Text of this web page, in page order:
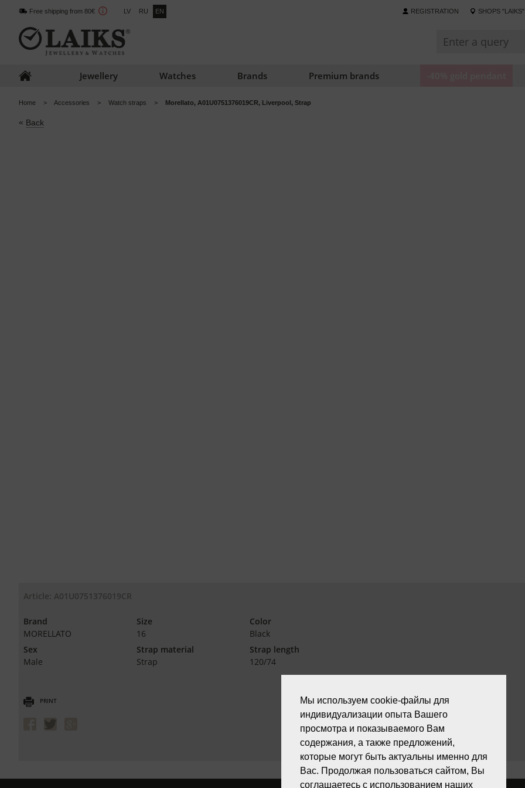
Free shipping from 80€ LV RU EN REGISTRATION SHOPS "LAIKS"
Jewellery Watches Brands Premium brands
Home Accessories Watch straps Morellato, A01U0751376019CR, Liverpool, Strap
« Back
Article: A01U0751376019CR
Brand
MORELLATO
Size
16
Color
Black
Sex
Male
Strap material
Strap
Strap length
120/74
PRINT
Мы используем cookie-файлы для
индивидуализации опыта Вашего
просмотра и показываемого Вам
содержания, а также предложений,
которые могут быть актуальны именно для
Вас. Продолжая пользоваться сайтом, Вы
соглашаетесь с использованием наших